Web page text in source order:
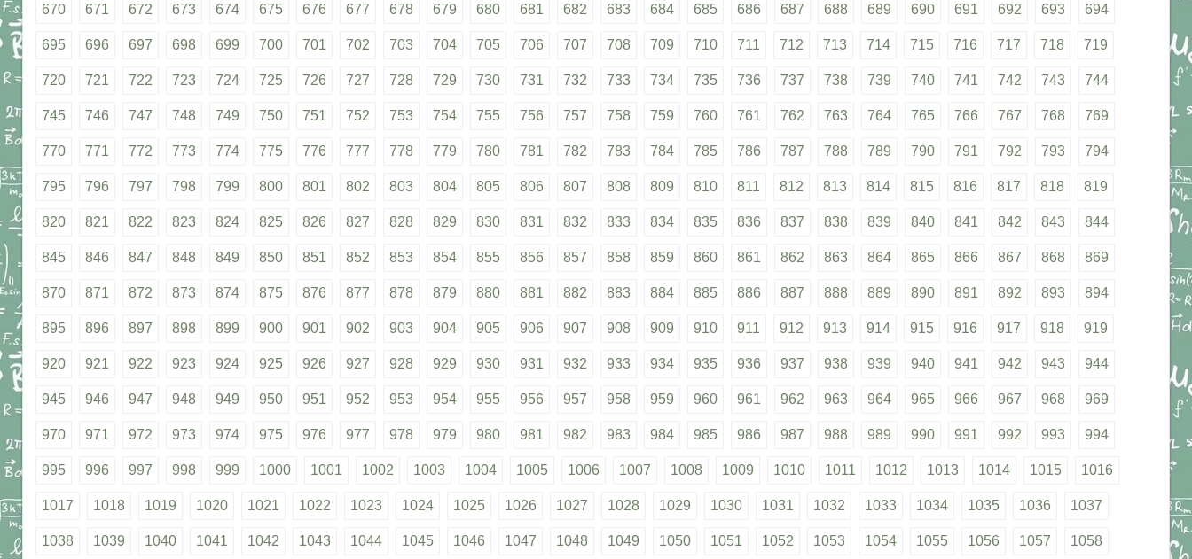
670 671 672 673 674 675 676 677 678 679 680 681 682 683 684 685 686 687 688 689 690 691 692 693 694
695 696 697 698 699 700 701 702 703 704 705 706 707 708 709 710 711 712 713 714 715 716 717 718 719
720 721 722 723 724 725 726 727 728 729 730 731 732 733 734 735 736 737 738 739 740 741 742 743 744
745 746 747 748 749 750 751 752 753 754 755 756 757 758 759 760 761 762 763 764 765 766 767 768 769
770 771 772 773 774 775 776 777 778 779 780 781 782 783 784 785 786 787 788 789 790 791 792 793 794
795 796 797 798 799 800 801 802 803 804 805 806 807 808 809 810 811 812 813 814 815 816 817 818 819
820 821 822 823 824 825 826 827 828 829 830 831 832 833 834 835 836 837 838 839 840 841 842 843 844
845 846 847 848 849 850 851 852 853 854 855 856 857 858 859 860 861 862 863 864 865 866 867 868 869
870 871 872 873 874 875 876 877 878 879 880 881 882 883 884 885 886 887 888 889 890 891 892 893 894
895 896 897 898 899 900 901 902 903 904 905 906 907 908 909 910 911 912 913 914 915 916 917 918 919
920 921 922 923 924 925 926 927 928 929 930 931 932 933 934 935 936 937 938 939 940 941 942 943 944
945 946 947 948 949 950 951 952 953 954 955 956 957 958 959 960 961 962 963 964 965 966 967 968 969
970 971 972 973 974 975 976 977 978 979 980 981 982 983 984 985 986 987 988 989 990 991 992 993 994
995 996 997 998 999 1000 1001 1002 1003 1004 1005 1006 1007 1008 1009 1010 1011 1012 1013 1014 1015 1016
1017 1018 1019 1020 1021 1022 1023 1024 1025 1026 1027 1028 1029 1030 1031 1032 1033 1034 1035 1036 1037
1038 1039 1040 1041 1042 1043 1044 1045 1046 1047 1048 1049 1050 1051 1052 1053 1054 1055 1056 1057 1058